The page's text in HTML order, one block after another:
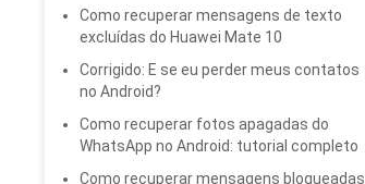
Como recuperar mensagens de texto
excluídas do Huawei Mate 10
Corrigido: E se eu perder meus contatos
no Android?
Como recuperar fotos apagadas do
WhatsApp no ​​Android: tutorial completo
Como recuperar mensagens bloqueadas